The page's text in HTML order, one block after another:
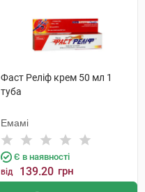
Фаст Реліф крем 50 мл 1
туба
Емамі
Є в наявності
від 139.20 грн